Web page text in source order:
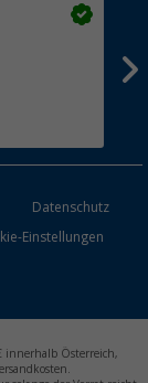
Datenschutz
Einstellungen
innerhalb Österreich,